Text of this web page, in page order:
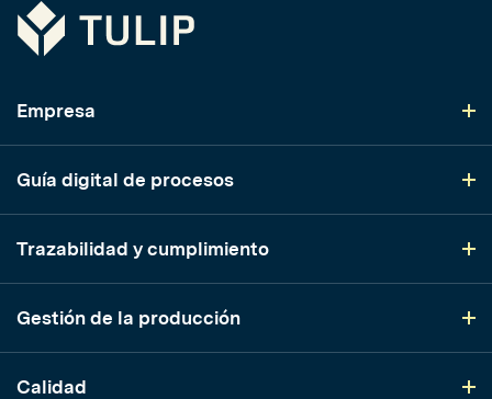
Tulip
Empresa
Guía digital de procesos
Trazabilidad y cumplimiento
Gestión de la producción
Calidad